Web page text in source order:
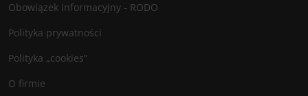
Obowiązek informacyjny - RODO
Polityka prywatności
Polityka „cookies”
O firmie